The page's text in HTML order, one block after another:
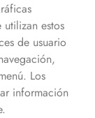
estos
de usuario
Los
información